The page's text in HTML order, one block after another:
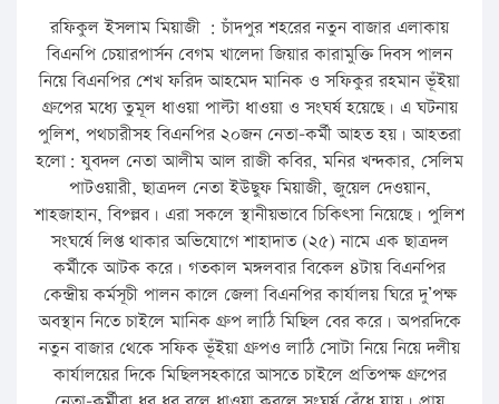
রফিকুল ইসলাম মিয়াজী : চাঁদপুর শহরের নতুন বাজার এলাকায়
বিএনপি চেয়ারপার্সন বেগম খালেদা জিয়ার কারামুক্তি দিবস পালন
নিয়ে বিএনপির শেখ ফরিদ আহমেদ মানিক ও সফিকুর রহমান ভূঁইয়া
গ্রুপের মধ্যে তুমূল ধাওয়া পাল্টা ধাওয়া ও সংঘর্ষ হয়েছে। এ ঘটনায়
পুলিশ, পথচারীসহ বিএনপির ২০জন নেতা-কর্মী আহত হয়। আহতরা
হলো: যুবদল নেতা আলীম আল রাজী কবির, মনির খন্দকার, সেলিম
পাটওয়ারী, ছাত্রদল নেতা ইউছুফ মিয়াজী, জুয়েল দেওয়ান,
শাহজাহান, বিপ্ল্লব। এরা সকলে স্থানীয়ভাবে চিকিৎসা নিয়েছে। পুলিশ
সংঘর্ষে লিপ্ত থাকার অভিযোগে শাহাদাত (২৫) নামে এক ছাত্রদল
কর্মীকে আটক করে। গতকাল মঙ্গলবার বিকেল ৪টায় বিএনপির
কেন্দ্রীয় কর্মসূচী পালন কালে জেলা বিএনপির কার্যালয় ঘিরে দু’পক্ষ
অবস্থান নিতে চাইলে মানিক গ্রুপ লাঠি মিছিল বের করে। অপরদিকে
নতুন বাজার থেকে সফিক ভূঁইয়া গ্রুপও লাঠি সোটা নিয়ে নিয়ে দলীয়
কার্যালয়ের দিকে মিছিলসহকারে আসতে চাইলে প্রতিপক্ষ গ্রুপের